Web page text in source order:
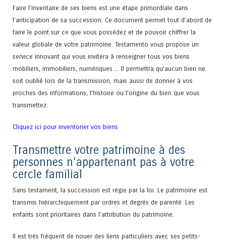
Faire l’inventaire de ses biens est une étape primordiale dans
l’anticipation de sa succession. Ce document permet tout d’abord de
faire le point sur ce que vous possédez et de pouvoir chiffrer la
valeur globale de votre patrimoine. Testamento vous propose un
service innovant qui vous invitera à renseigner tous vos biens
mobiliers, immobiliers, numériques… Il permettra qu’aucun bien ne
soit oublié lors de la transmission, mais aussi de donner à vos
proches des informations, l’histoire ou l’origine du bien que vous
transmettez.
Cliquez ici pour inventorier vos biens
Transmettre votre patrimoine à des
personnes n’appartenant pas à votre
cercle familial
Sans testament, la succession est régie par la loi. Le patrimoine est
transmis hiérarchiquement par ordres et degrés de parenté. Les
enfants sont prioritaires dans l’attribution du patrimoine.
Il est très fréquent de nouer des liens particuliers avec ses petits-